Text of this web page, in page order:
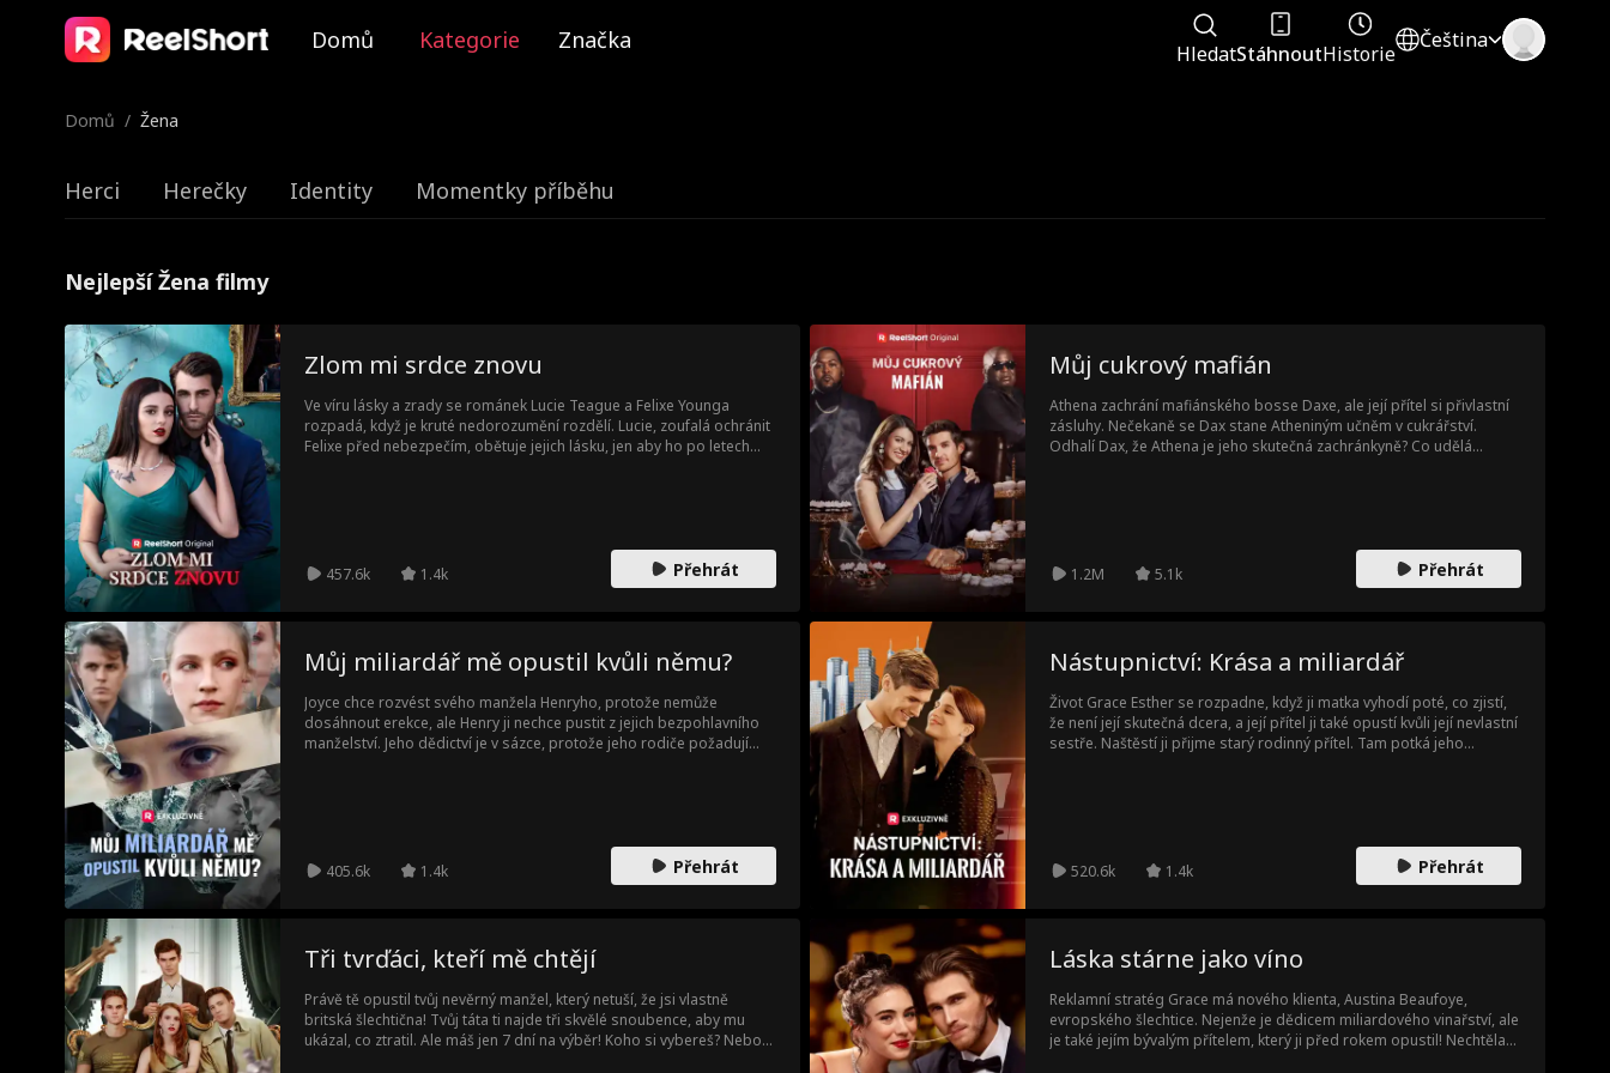
Domů Kategorie Značka HledatStáhnoutHistorie
Čeština
Domů / Žena
Herci Herečky Identity Momentky příběhu
Nejlepší Žena filmy
Zlom mi srdce znovu
Ve víru lásky a zrady se románek Lucie Teague a Felixe Younga
rozpadá, když je kruté nedorozumění rozdělí. Lucie, zoufalá ochránit
Felixe před nebezpečím, obětuje jejich lásku, jen aby ho po letech
457.6k
1.4k Přehrát
Můj cukrový mafián
Athena zachrání mafiánského bosse Daxe, ale její přítel si přivlastní
zásluhy. Nečekaně se Dax stane Atheniným učněm v cukrářství.
Odhalí Dax, že Athena je jeho skutečná zachránkyně? Co udělá
1.2M 5.1k Přehrát
Můj miliardář mě opustil kvůli němu?
Joyce chce rozvést svého manžela Henryho, protože nemůže
dosáhnout erekce, ale Henry ji nechce pustit z jejich bezpohlavního
manželství. Jeho dědictví je v sázce, protože jeho rodiče požadují
405.6k 1.4k Přehrát
Nástupnictví: Krása a miliardář
Život Grace Esther se rozpadne, když ji matka vyhodí poté, co zjistí,
že není její skutečná dcera, a její přítel ji také opustí kvůli její nevlastní
sestře. Naštěstí ji přijme starý rodinný přítel. Tam potká jeho
520.6k 1.4k Přehrát
Tři tvrďáci, kteří mě chtějí
Právě tě opustil tvůj nevěrný manžel, který netuší, že jsi vlastně
britská šlechtična! Tvůj táta ti najde tři skvělé snoubence, aby mu
ukázal, co ztratil. Ale máš jen 7 dní na výběr! Koho si vybereš? Nebo
Láska stárne jako víno
Reklamní stratég Grace má nového klienta, Austina Beaufoye,
evropského šlechtice. Nejenže je dědicem miliardového vinařství, ale
je také jejím bývalým přítelem, který ji před rokem opustil! Nechtěla